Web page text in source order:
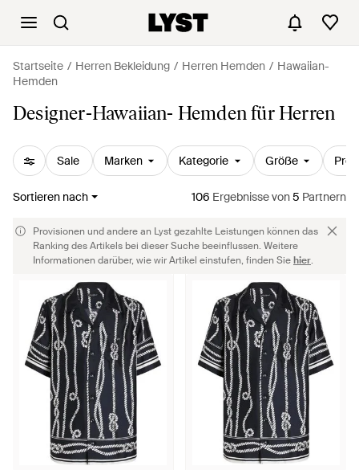
Startseite Herren Bekleidung Herren Hemden
Hawaiian-
Hemden
Designer-Hawaiian- Hemden für Herren
Sale Marken Kategorie Größe Preis
Sortieren nach 106 Ergebnissevon5 Partnern
Provisionen und andere an Lyst gezahlte Leistungen können das
Ranking des Artikels bei dieser Suche beeinflussen. Weitere
Informationen darüber, wie wir Artikel einstufen, finden Siehier.